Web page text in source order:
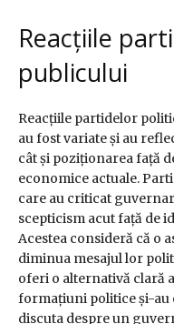
Reacțiile
publicului
Reacțiile partidelor
au fost variate și au
cât și poziționarea față
economice actuale.
care au criticat
scepticism acut față de
Acestea consideră că o
diminua mesajul lor
oferi o alternativă clară
formațiuni politice și-au
discuta despre un